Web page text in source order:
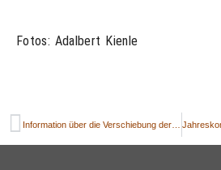
Fotos: Adalbert Kienle